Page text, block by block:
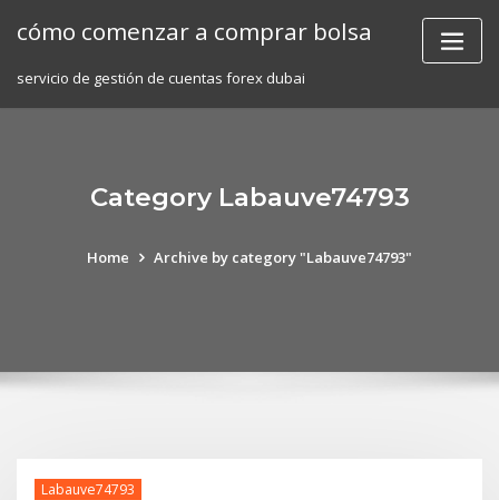
cómo comenzar a comprar bolsa
servicio de gestión de cuentas forex dubai
Category Labauve74793
Home Archive by category "Labauve74793"
Labauve74793